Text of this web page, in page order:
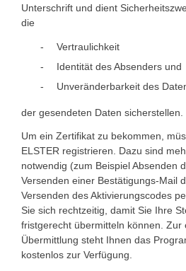
Unterschrift und dient
die
Vertraulichkeit
Identität des Absenders und
Unveränderbarkeit des
der gesendeten Daten sicherstellen.
Um ein Zertifikat zu bekommen,
ELSTER registrieren. Dazu sind
notwendig (zum Beispiel Absenden
Versenden einer Bestätigungs-Mail
Versenden des Aktivierungscodes
Sie sich rechtzeitig, damit Sie Ihre
fristgerecht übermitteln können. Zur
Übermittlung steht Ihnen das
kostenlos zur Verfügung.